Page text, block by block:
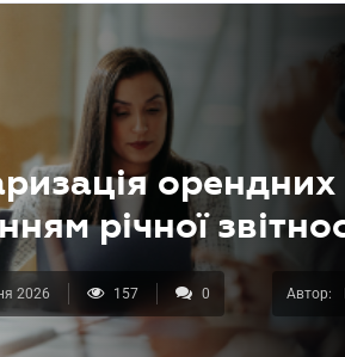
річної
2026 157 0 Автор: